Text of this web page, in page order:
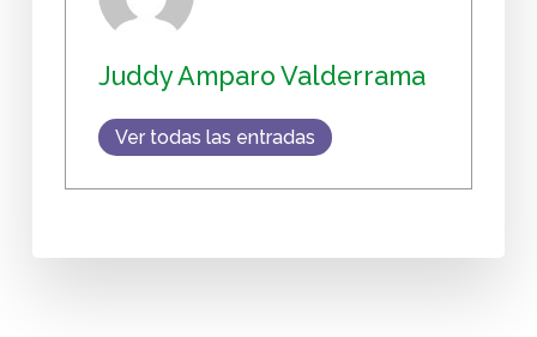
Juddy Amparo Valderrama
Ver todas las entradas